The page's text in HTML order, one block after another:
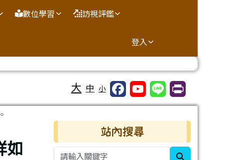
數位學習 訪視評鑑
登入
大 中 小
如
右邊區域內容
站內搜尋